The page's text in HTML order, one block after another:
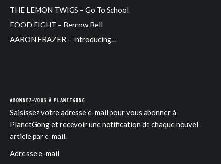
THE LEMON TWIGS – Go To School
FOOD FIGHT – Bercow Bell
AARON FRAZER – Introducing…
ABONNEZ-VOUS À PLANETGONG
Saisissez votre adresse e-mail pour vous abonner à
PlanetGong et recevoir une notification de chaque nouvel
article par e-mail.